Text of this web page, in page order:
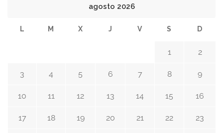
agosto 2026
L M X J V S D
1 2
3 4 5 6 7 8 9
10 11 12 13 14 15 16
17 18 19 20 21 22 23